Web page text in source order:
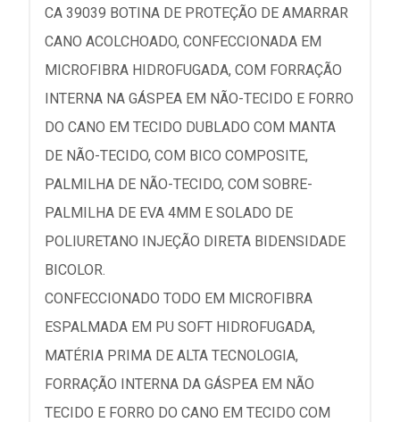
CA 39039 BOTINA DE PROTEÇÃO DE AMARRAR
CANO ACOLCHOADO, CONFECCIONADA EM
MICROFIBRA HIDROFUGADA, COM FORRAÇÃO
INTERNA NA GÁSPEA EM NÃO-TECIDO E FORRO
DO CANO EM TECIDO DUBLADO COM MANTA
DE NÃO-TECIDO, COM BICO COMPOSITE,
PALMILHA DE NÃO-TECIDO, COM SOBRE-
PALMILHA DE EVA 4MM E SOLADO DE
POLIURETANO INJEÇÃO DIRETA BIDENSIDADE
BICOLOR.
CONFECCIONADO TODO EM MICROFIBRA
ESPALMADA EM PU SOFT HIDROFUGADA,
MATÉRIA PRIMA DE ALTA TECNOLOGIA,
FORRAÇÃO INTERNA DA GÁSPEA EM NÃO
TECIDO E FORRO DO CANO EM TECIDO COM